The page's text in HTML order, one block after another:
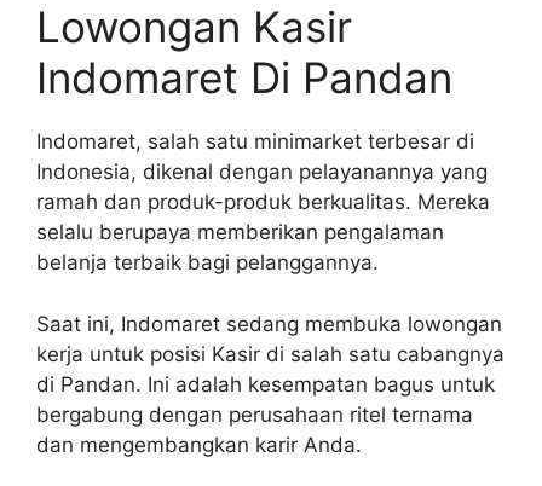
Lowongan Kasir
Indomaret Di Pandan
Indomaret, salah satu minimarket terbesar di
Indonesia, dikenal dengan pelayanannya yang
ramah dan produk-produk berkualitas. Mereka
selalu berupaya memberikan pengalaman
belanja terbaik bagi pelanggannya.
Saat ini, Indomaret sedang membuka lowongan
kerja untuk posisi Kasir di salah satu cabangnya
di Pandan. Ini adalah kesempatan bagus untuk
bergabung dengan perusahaan ritel ternama
dan mengembangkan karir Anda.